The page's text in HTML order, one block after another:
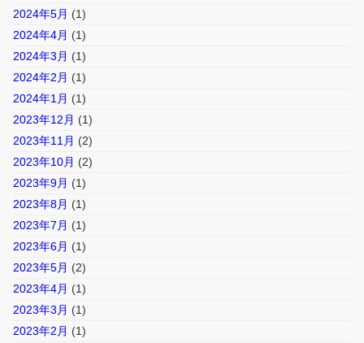
2024年5月 (1)
2024年4月 (1)
2024年3月 (1)
2024年2月 (1)
2024年1月 (1)
2023年12月 (1)
2023年11月 (2)
2023年10月 (2)
2023年9月 (1)
2023年8月 (1)
2023年7月 (1)
2023年6月 (1)
2023年5月 (2)
2023年4月 (1)
2023年3月 (1)
2023年2月 (1)